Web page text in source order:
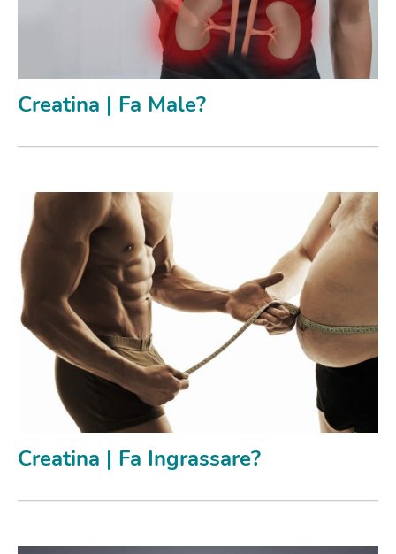
Creatina | Fa Male?
Creatina | Fa Ingrassare?